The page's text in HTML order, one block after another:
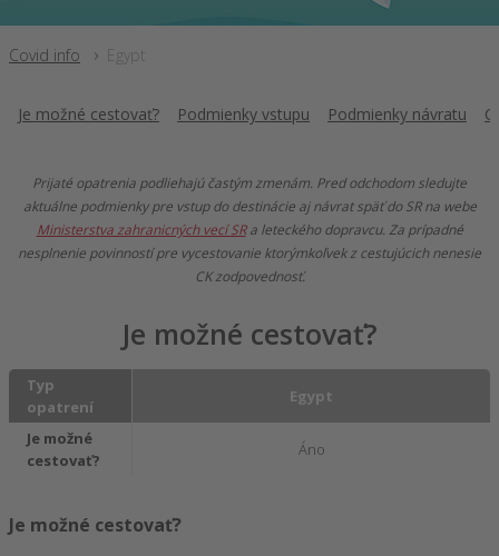
Covid info Egypt
Je možné cestovať? Podmienky vstupu Podmienky návratu
Prijaté opatrenia podliehajú častým zmenám. Pred odchodom sledujte
aktuálne podmienky pre vstup do destinácie aj návrat späť do SR na webe
Ministerstva zahranicných vecí SRa leteckého dopravcu. Za prípadné
nesplnenie povinností pre vycestovanie ktorýmkoľvek z cestujúcich nenesie
CK zodpovednosť.
Je možné cestovať?
Je možné cestovať?
Typ
opatrení
Egypt
Je možné
cestovať?
Áno